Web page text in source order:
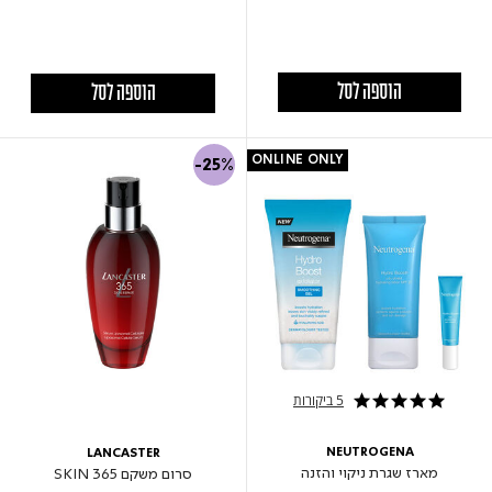
הוספה לסל הוספה לסל
5.0 star rating 5 ביקורות
ONLINE ONLY
NEUTROGENA
מארז שגרת ניקוי והזנה
-25%
LANCASTER
סרום משקם 365 SKIN